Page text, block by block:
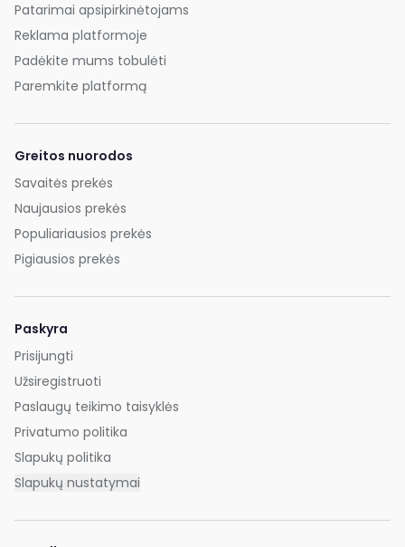
Patarimai apsipirkinėtojams
Reklama platformoje
Padėkite mums tobulėti
Paremkite platformą
Greitos nuorodos
Savaitės prekės
Naujausios prekės
Populiariausios prekės
Pigiausios prekės
Paskyra
Prisijungti
Užsiregistruoti
Paslaugų teikimo taisyklės
Privatumo politika
Slapukų politika
Slapukų nustatymai